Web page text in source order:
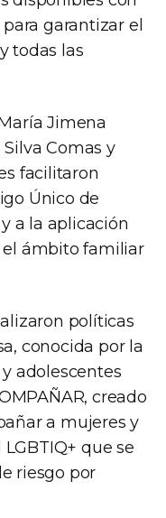
garantizar el
todas las
Jimena
Comas y
facilitaron
Único de
a la aplicación
el ámbito familiar
políticas
conocida por la
adolescentes
creado
a mujeres y
que se
riesgo por